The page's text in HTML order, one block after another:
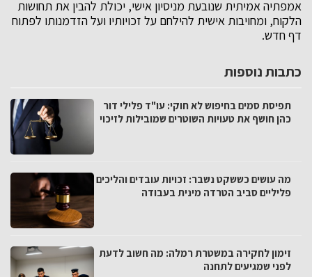
אמפתיה אמיתית שנובעת מניסיון אישי, יכולת להבין את תחושות
הלקוח, ומחויבות אישית להילחם על זכויותיו ועל הזדמנותו לפתוח
דף חדש.
כתבות נוספות
תפיסת סמים בחיפוש לא חוקי: עו"ד פלילי דור
כהן חושף את טעויות השוטרים שמובילות לזיכוי
מה עושים כששקט נשבר: זכויות עובדים והליכים
פליליים סביב הטרדה מינית בעבודה
זימון לחקירה במשטרת רמלה: מה חשוב לדעת
לפני שמגיעים לתחנה